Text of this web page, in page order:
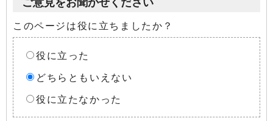
このページは役に立ちましたか？
役に立った
どちらともいえない
役に立たなかった